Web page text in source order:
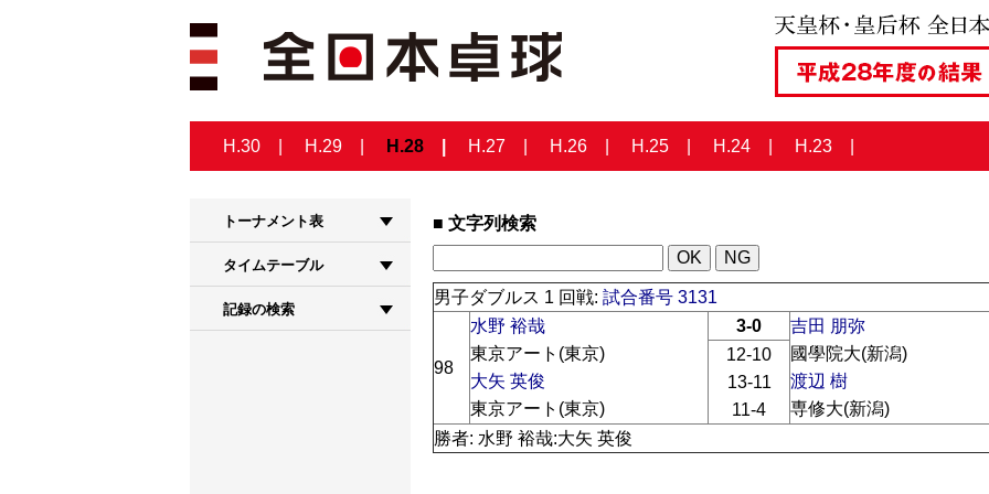
H.30 H.29 H.28 H.27 H.26 H.25 H.24 H.23
トーナメント表
タイムテーブル
記録の検索
文字列検索
男子ダブルス 1 回戦: 試合番号 3131
98
水野 裕哉
東京アート(東京)
大矢 英俊
東京アート(東京)
3-0
吉田 朋弥
國學院大(新潟)
渡辺 樹
専修大(新潟)
12-10
13-11
11-4
勝者: 水野 裕哉:大矢 英俊